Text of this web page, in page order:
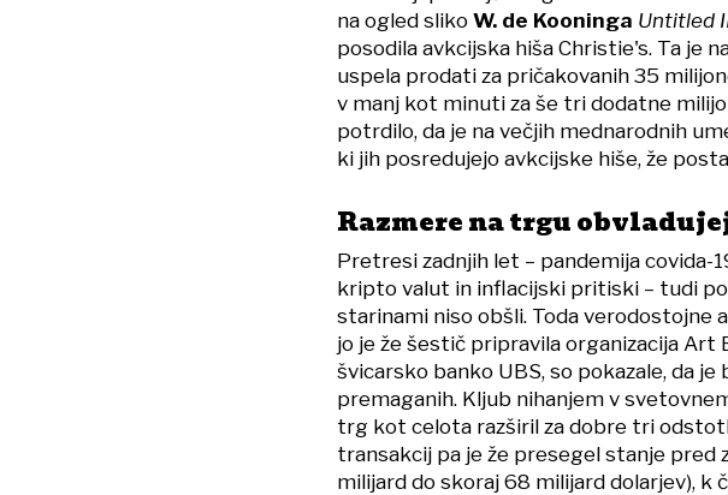
na ogled sliko W. de Kooninga Untitled
posodila avkcijska hiša Christie's. Ta je
uspela prodati za pričakovanih 35
v manj kot minuti za še tri dodatne
potrdilo, da je na večjih mednarodnih
ki jih posredujejo avkcijske hiše, že
Razmere na trgu
Pretresi zadnjih let – pandemija covida-
kripto valut in inflacijski pritiski – tudi
starinami niso obšli. Toda verodostojne
jo je že šestič pripravila organizacija
švicarsko banko UBS, so pokazale, da
premaganih. Kljub nihanjem v
trg kot celota razširil za dobre tri
transakcij pa je že presegel stanje pred
milijard do skoraj 68 milijard dolarjev), k